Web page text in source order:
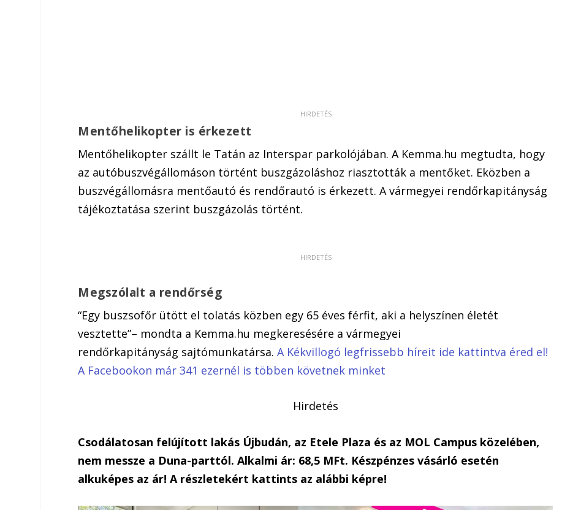
Mentőhelikopter is érkezett
Mentőhelikopter szállt le Tatán az Interspar parkolójában. A Kemma.hu megtudta, hogy
az autóbuszvégállomáson történt buszgázoláshoz riasztották a mentőket. Eközben a
buszvégállomásra mentőautó és rendőrautó is érkezett. A vármegyei rendőrkapitányság
tájékoztatása szerint buszgázolás történt.
Megszólalt a rendőrség
“Egy buszsofőr ütött el tolatás közben egy 65 éves férfit, aki a helyszínen életét
vesztette”– mondta a Kemma.hu megkeresésére a vármegyei
rendőrkapitányság sajtómunkatársa.A Kékvillogó legfrissebb híreit ide kattintva éred el!
A Facebookon már 341 ezernél is többen követnek minket
Hirdetés
Csodálatosan felújított lakás Újbudán, az Etele Plaza és az MOL Campus közelében,
nem messze a Duna-parttól. Alkalmi ár: 68,5 MFt. Készpénzes vásárló esetén
alkuképes az ár! A részletekért kattints az alábbi képre!